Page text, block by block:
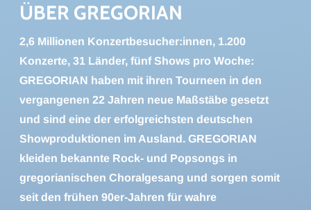
ÜBER GRE­GO­RI­AN
2,6 Millionen Konzertbesucher:innen, 1.200
Konzerte, 31 Länder, fünf Shows pro Woche:
GREGORIAN haben mit ihren Tourneen in den
vergangenen 22 Jahren neue Maßstäbe gesetzt
und sind eine der erfolgreichsten deutschen
Showproduktionen im Ausland. GREGORIAN
kleiden bekannte Rock- und Popsongs in
gregorianischen Choralgesang und sorgen somit
seit den frühen 90er-Jahren für wahre